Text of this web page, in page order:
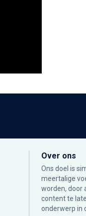
Over ons
Ons doel is
meertalige
worden, door
content te
onderwerp in